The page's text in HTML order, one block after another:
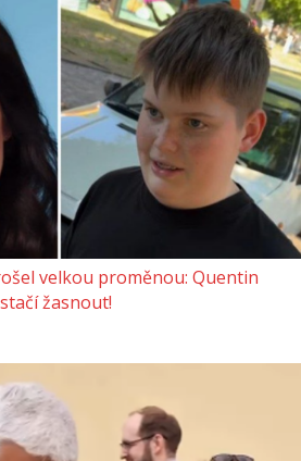
velkou proměnou: Quentin
žasnout!